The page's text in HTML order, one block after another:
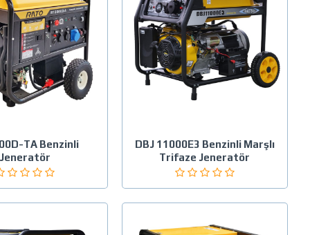
TA Benzinli
Jeneratör
DBJ 11000E3 Benzinli Marşlı
Trifaze Jeneratör